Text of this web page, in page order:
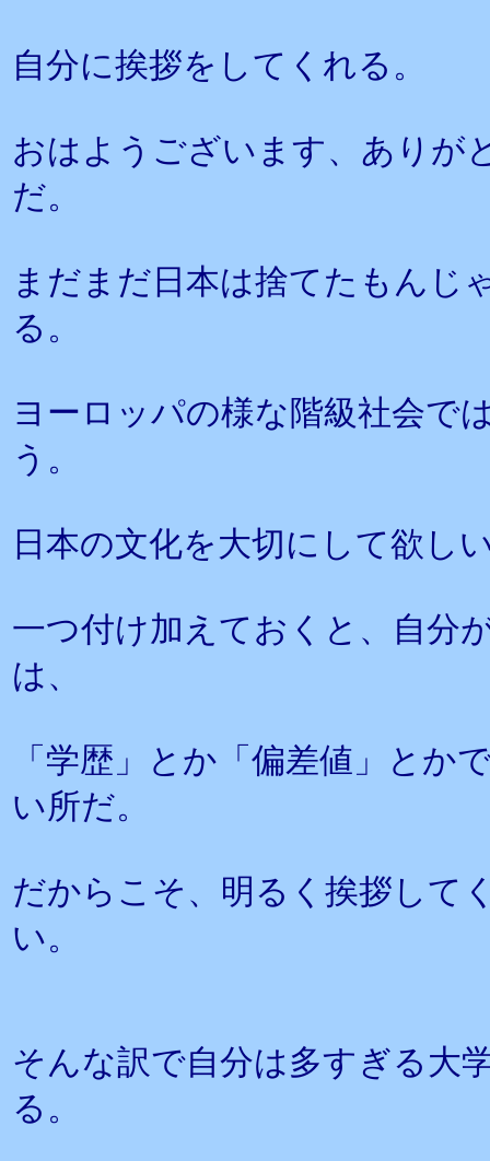
自分に挨拶をしてくれる。
おはようございます、ありが
だ。
まだまだ日本は捨てたもんじ
る。
ヨーロッパの様な階級社会で
う。
日本の文化を大切にして欲し
一つ付け加えておくと、自分
は、
「学歴」とか「偏差値」とか
い所だ。
だからこそ、明るく挨拶して
い。
そんな訳で自分は多すぎる大
る。